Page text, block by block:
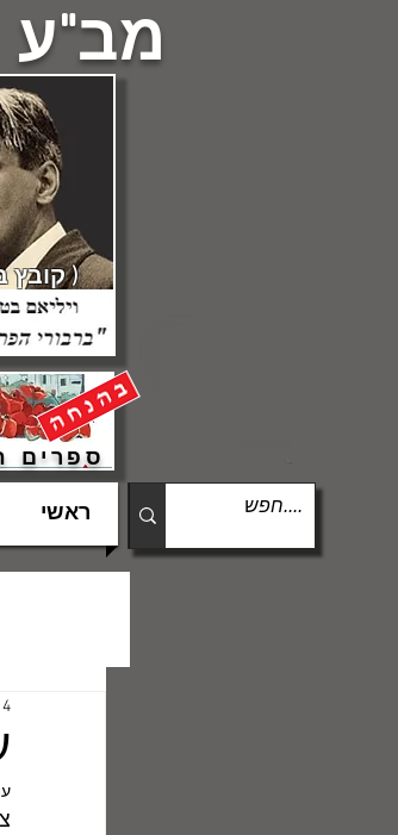
מב"ע
ספרים
( קובץ בהכנה )
ראשי
4 באוג׳ 2021